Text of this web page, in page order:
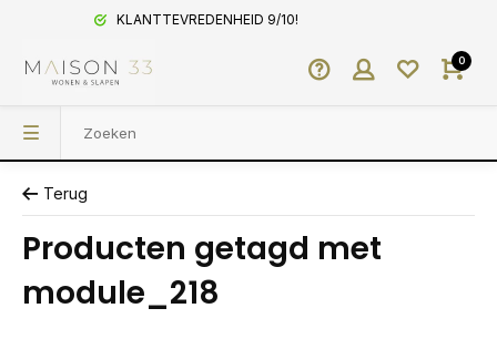
KLANTTEVREDENHEID 9/10!
0
Terug
Producten getagd met
module_218